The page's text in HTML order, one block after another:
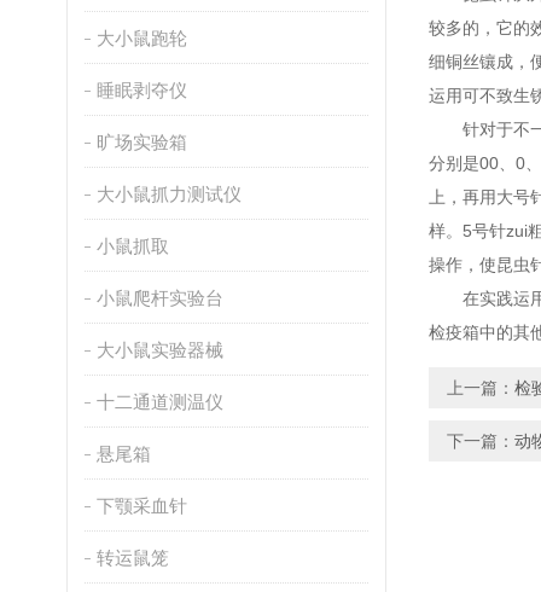
大小鼠跑轮
睡眠剥夺仪
旷场实验箱
大小鼠抓力测试仪
小鼠抓取
小鼠爬杆实验台
大小鼠实验器械
十二通道测温仪
悬尾箱
下颚采血针
转运鼠笼
较多的，它的
细铜丝镶成，
运用可不致生
针对于不一
分别是00、0
上，再用大
样。5号针zui
操作，使昆虫
在实践运用
检疫箱中的其
上一篇： 检
下一篇： 动